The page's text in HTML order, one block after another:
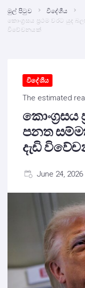
මුල් පිටුව
විදේශීය
කොංග්‍රසය ප්‍රථම වරට යුද
විවේචනයක්
විදේශීය
The estimated
කොංග්‍රසය
පනත
දැඩි
June 24, 2026